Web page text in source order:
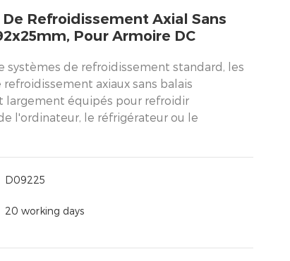
Refroidissement Axial Sans
Pour Armoire DC
systèmes de refroidissement standard, les
axiaux sans balais
largement équipés pour refroidir
l'ordinateur, le réfrigérateur ou le
D09225
20 working days